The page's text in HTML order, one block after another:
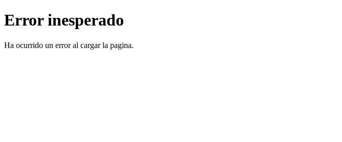
Error inesperado
Ha ocurrido un error al cargar la pagina.